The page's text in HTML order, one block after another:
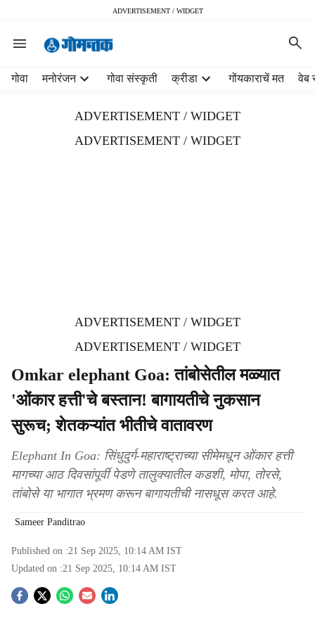
ADVERTISEMENT / WIDGET
गोवा मनोरंजन गोवा संस्कृती क्रीडा गोंयकाराचें मत वेब
ADVERTISEMENT / WIDGET
ADVERTISEMENT / WIDGET
ADVERTISEMENT / WIDGET
ADVERTISEMENT / WIDGET
Omkar elephant Goa: तांबोसेतील मळ्यात
'ओंकार हत्ती'चे बस्तान! बागायतीचे नुकसान
सुरूच; शेतकऱ्यांत भीतीचे वातावरण
Elephant In Goa: सिंधुदुर्ग-महाराष्ट्राच्या सीमेमधून ओंकार हत्ती
मागच्या आठ दिवसांपूर्वी पेडणे तालुक्यातील कडशी, मोपा, तोरसे,
तांबोसे या भागात भ्रमण करून बागायतीची नासधूस करत आहे.
Sameer Panditrao
Published on :21 Sep 2025, 10:14 AM IST
Updated on :21 Sep 2025, 10:14 AM IST
S